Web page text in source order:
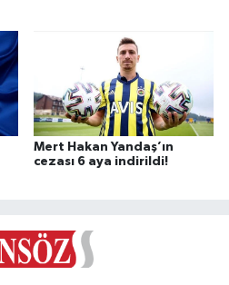
Mert Hakan Yandaş’ın
cezası 6 aya indirildi!